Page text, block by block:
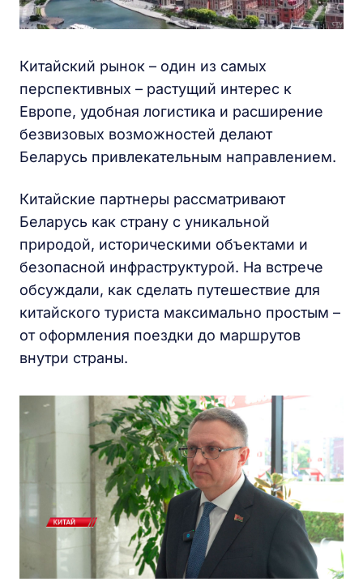
Китайский рынок – один из самых
перспективных – растущий интерес к
Европе, удобная логистика и расширение
безвизовых возможностей делают
Беларусь привлекательным направлением.
Китайские партнеры рассматривают
Беларусь как страну с уникальной
природой, историческими объектами и
безопасной инфраструктурой. На встрече
обсуждали, как сделать путешествие для
китайского туриста максимально простым –
от оформления поездки до маршрутов
внутри страны.